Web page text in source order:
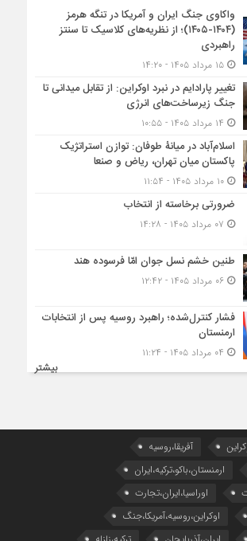
واکاوی جنگ ایران و آمریکا در تنگه هرمز
(۱۴۰۴-۱۴۰۵)؛ از نظریه‌های کلاسیک تا سنتز
راهبردی
۱۵ مرداد ۱۴۰۵ - ۱۴:۲۰
تغییر پارادایم در نبرد اوکراین: از تقابل میدانی تا
جنگ زیرساخت‌های انرژی
اسلام‌آباد در میانۀ طوفان: توازن استراتژیک
پاکستان میان تهران، ریاض و صنعا
۱۰ مرداد ۱۴۰۵ - ۱۱:۵۴
ضرورتی برخاسته از انتخاب
طنین خشم نسل جوان امّا فرسوده هند
۰۶ مرداد ۱۴۰۵ - ۱۲:۴۲
فشار کنترل‌شده؛ راهبرد روسیه پس از انتخابات
ارمنستان
بیشتر
آفریقا،روسیه
ارمنستان،باکو،ترکیه،ایران
اوراسیا،ایران،تجارت
اوکراین،روسیه،آمریکا،جنگ